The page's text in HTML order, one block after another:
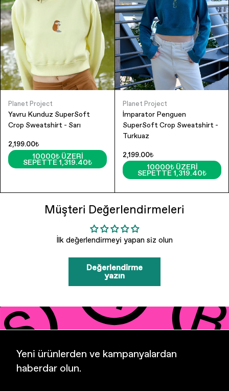
Planet Project
Yavru Kunduz SuperSoft
Crop Sweatshirt - Sarı
2,199.00₺
10000₺ ÜZERI
SEPETTE 1,319.40₺
Planet Project
İmparator Penguen
SuperSoft Crop Sweatshirt -
Turkuaz
2,199.00₺
10000₺ ÜZERI
SEPETTE 1,319.40₺
Müşteri Değerlendirmeleri
İlk değerlendirmeyi yapan siz olun
Değerlendirme
yazın
Yeni ürünlerden ve kampanyalardan
haberdar olun.